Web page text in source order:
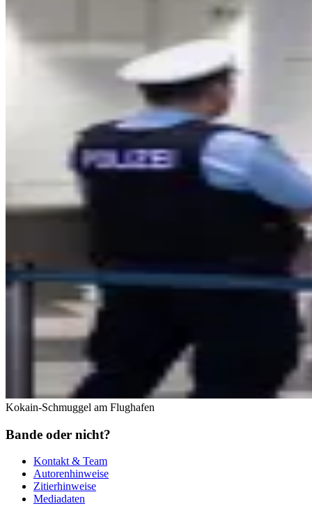
Kokain-Schmuggel am Flughafen
Bande oder nicht?
Kontakt & Team
Autorenhinweise
Zitierhinweise
Mediadaten